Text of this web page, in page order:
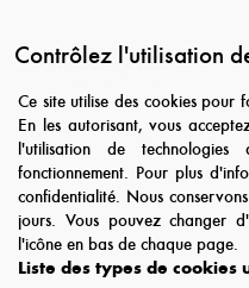
Contrôlez l'utilisation
Ce site utilise des cookies pour
En les autorisant, vous
l'utilisation de
fonctionnement. Pour plus
confidentialité. Nous
jours. Vous pouvez changer
l'icône en bas de chaque page.
Liste des types de cookies
MOULINS
69 Route de Lyon
03000 Moulins